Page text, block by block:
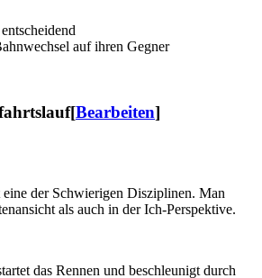
auf ihren Gegner
[Bearbeiten]
der Schwierigen Disziplinen. Man
als auch in der Ich-Perspektive.
das Rennen und beschleunigt durch